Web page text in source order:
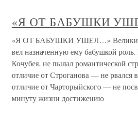
«Я ОТ БАБУШКИ
«Я ОТ БАБУШКИ УШЕЛ…» Великий
вел назначенную ему бабушкой
Кочубея, не пылал романтической
отличие от Строганова — не рвался
отличие от Чарторыйского — не
минуту жизни достижению